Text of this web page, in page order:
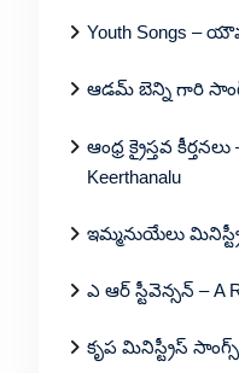
Youth Songs –
ఆడమ్ బెన్ని గారి
ఆంధ్ర క్రైస్తవ
Keerthanalu
ఇమ్మనుయేలు
ఎ ఆర్ స్టీవెన్సన్ – A
కృప మినిస్ట్రీస్ సాంగ్స్